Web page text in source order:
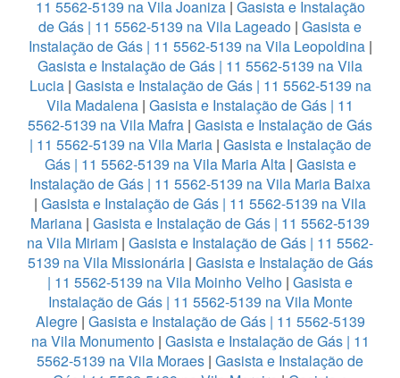
11 5562-5139 na Vila Joaniza| Gasista e Instalação
de Gás | 11 5562-5139 na Vila Lageado | Gasista e
Instalação de Gás | 11 5562-5139 na Vila Leopoldina|
Gasista e Instalação de Gás | 11 5562-5139 na Vila
Lucia| Gasista e Instalação de Gás | 11 5562-5139 na
Vila Madalena | Gasista e Instalação de Gás | 11
5562-5139 na Vila Mafra | Gasista e Instalação de Gás
| 11 5562-5139 na Vila Maria| Gasista e Instalação de
Gás | 11 5562-5139 na Vila Maria Alta| Gasista e
Instalação de Gás | 11 5562-5139 na Vila Maria Baixa
| Gasista e Instalação de Gás | 11 5562-5139 na Vila
Mariana | Gasista e Instalação de Gás | 11 5562-5139
na Vila Miriam | Gasista e Instalação de Gás | 11 5562-
5139 na Vila Missionária| Gasista e Instalação de Gás
| 11 5562-5139 na Vila Moinho Velho | Gasista e
Instalação de Gás | 11 5562-5139 na Vila Monte
Alegre| Gasista e Instalação de Gás | 11 5562-5139
na Vila Monumento| Gasista e Instalação de Gás | 11
5562-5139 na Vila Moraes | Gasista e Instalação de